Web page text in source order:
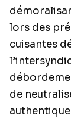
lors des
cuisantes
de